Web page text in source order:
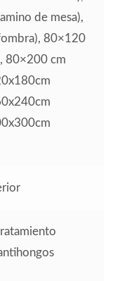
de mesa),
80×120
80×200 cm